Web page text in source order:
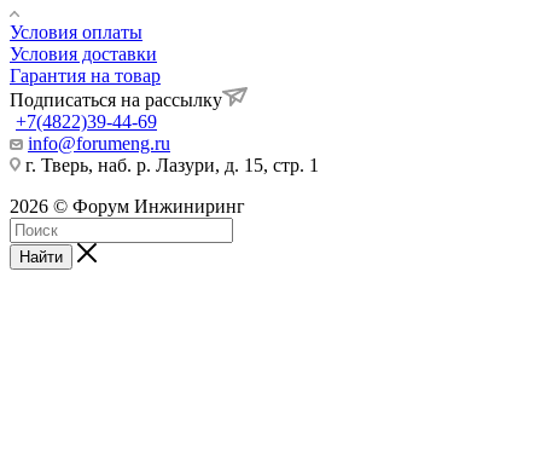
Условия оплаты
Условия доставки
Гарантия на товар
Подписаться на рассылку
+7(4822)39-44-69
info@forumeng.ru
г. Тверь, наб. р. Лазури, д. 15, стр. 1
2026 © Форум Инжиниринг
Найти